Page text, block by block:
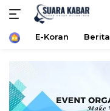
konten
HomeE-Koran Berita